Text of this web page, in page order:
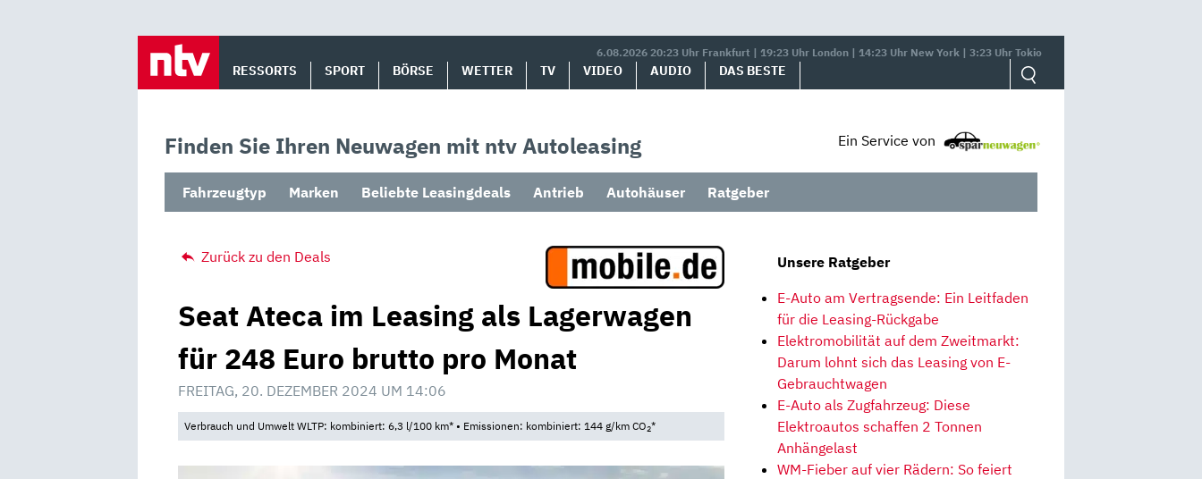
6.08.2026 20:23 Uhr Frankfurt | 19:23 Uhr London | 14:23 Uhr New York | 3:23 Uhr Tokio
RESSORTS SPORT BÖRSE WETTER TV VIDEO AUDIO DAS BESTE
Finden Sie Ihren Neuwagen mit ntv Autoleasing Ein Service von
Fahrzeugtyp Marken Beliebte Leasingdeals Antrieb Autohäuser Ratgeber
Zurück zu den Deals
Seat Ateca im Leasing als Lagerwagen
für 248 Euro brutto pro Monat
FREITAG, 20. DEZEMBER 2024 UM 14:06
Verbrauch und Umwelt WLTP: kombiniert: 6,3 l/100 km* • Emissionen: kombiniert: 144 g/km CO2*
Unsere Ratgeber
E-Auto am Vertragsende: Ein Leitfaden
für die Leasing-Rückgabe
Elektromobilität auf dem Zweitmarkt:
Darum lohnt sich das Leasing von E-
Gebrauchtwagen
E-Auto als Zugfahrzeug: Diese
Elektroautos schaffen 2 Tonnen
Anhängelast
WM-Fieber auf vier Rädern: So feiert